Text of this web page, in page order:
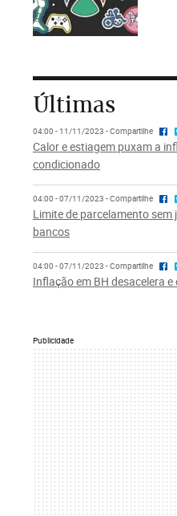
Últimas
04:00 - 11/11/2023 - Compartilhe
Calor e estiagem puxam a
condicionado
04:00 - 07/11/2023 - Compartilhe
Limite de parcelamento sem
bancos
04:00 - 07/11/2023 - Compartilhe
Inflação em BH desacelera
Publicidade